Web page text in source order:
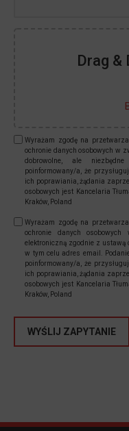
Drag &
Wyrażam zgodę na
ochronie danych osobowych w
dobrowolne, ale
poinformowany/a, że
ich poprawiania, żądania
osobowych jest Kancelaria
Kraków, Poland
Wyrażam zgodę na
ochronie danych
elektroniczną zgodnie z ustawą
w tym celu adres email.
poinformowany/a, że
ich poprawiania, żądania
osobowych jest Kancelaria
Kraków, Poland